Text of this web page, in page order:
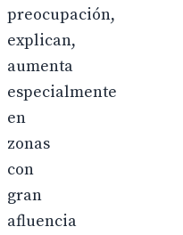
preocupación,
explican,
aumenta
especialmente
en
zonas
con
gran
afluencia